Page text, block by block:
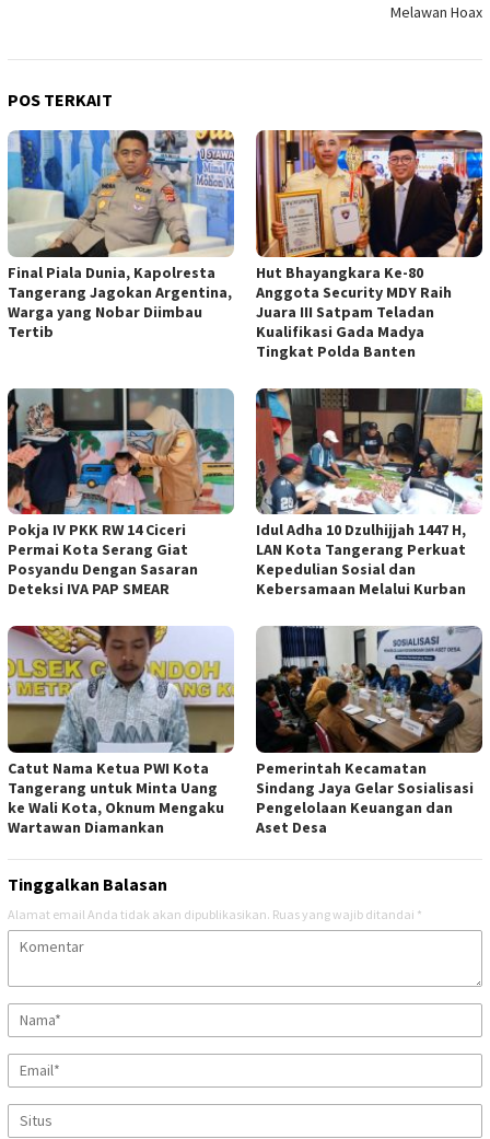
Melawan Hoax
POS TERKAIT
Final Piala Dunia, Kapolresta
Tangerang Jagokan Argentina,
Warga yang Nobar Diimbau
Tertib
Hut Bhayangkara Ke-80
Anggota Security MDY Raih
Juara III Satpam Teladan
Kualifikasi Gada Madya
Tingkat Polda Banten
Pokja IV PKK RW 14 Ciceri
Permai Kota Serang Giat
Posyandu Dengan Sasaran
Deteksi IVA PAP SMEAR
Idul Adha 10 Dzulhijjah 1447 H,
LAN Kota Tangerang Perkuat
Kepedulian Sosial dan
Kebersamaan Melalui Kurban
Catut Nama Ketua PWI Kota
Tangerang untuk Minta Uang
ke Wali Kota, Oknum Mengaku
Wartawan Diamankan
Pemerintah Kecamatan
Sindang Jaya Gelar Sosialisasi
Pengelolaan Keuangan dan
Aset Desa
Tinggalkan Balasan
Alamat email Anda tidak akan dipublikasikan. Ruas yang wajib ditandai *